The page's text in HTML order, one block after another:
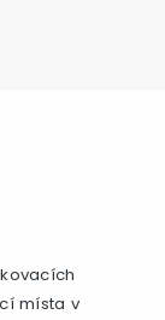
místa v